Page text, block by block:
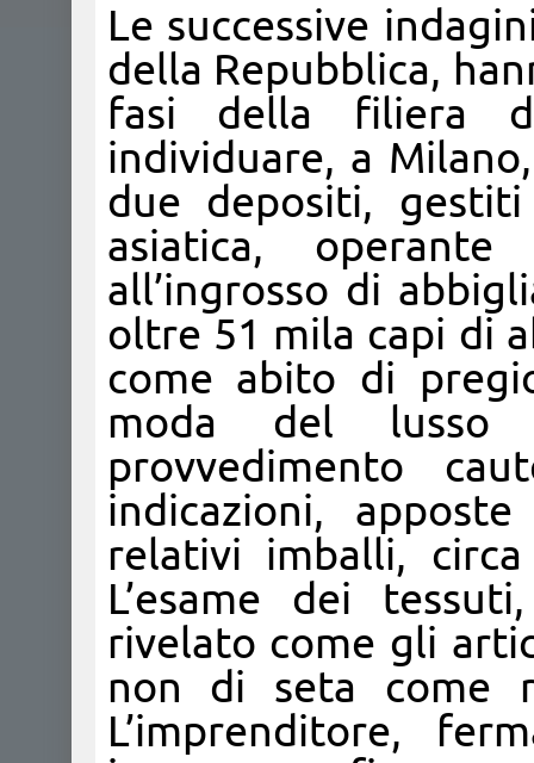
Le successive
della Repubblica,
fasi della filiera
individuare, a
due depositi,
asiatica,
all’ingrosso di
oltre 51 mila capi di
come abito di
moda del lusso
provvedimento
indicazioni,
relativi imballi,
L’esame dei
rivelato come gli
non di seta come
L’imprenditore,